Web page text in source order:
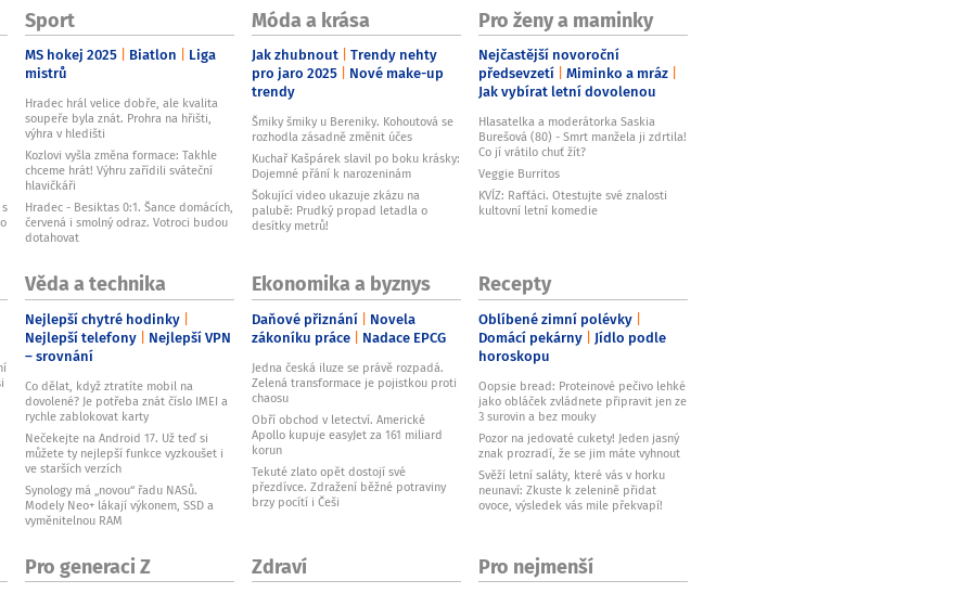
Sport
MS hokej 2025 Biatlon
Liga
mistrů
Hradec hrál velice dobře, ale kvalita
soupeře byla znát. Prohra na hřišti,
výhra v hledišti
Kozlovi vyšla změna formace: Takhle
chceme hrát! Výhru zařídili sváteční
hlavičkáři
Hradec - Besiktas 0:1. Šance domácích,
červená i smolný odraz. Votroci budou
dotahovat
Móda a krása
Jak zhubnout Trendy nehty
pro jaro 2025 Nové make-up
trendy
Šmiky šmiky u Bereniky. Kohoutová se
rozhodla zásadně změnit účes
Kuchař Kašpárek slavil po boku krásky:
Dojemné přání k narozeninám
Šokující video ukazuje zkázu na
palubě: Prudký propad letadla o
desítky metrů!
Pro ženy a maminky
Nejčastější novoroční
předsevzetí Miminko a mráz
Jak vybírat letní dovolenou
Hlasatelka a moderátorka Saskia
Burešová (80) - Smrt manžela ji zdrtila!
Co jí vrátilo chuť žít?
Veggie Burritos
KVÍZ: Rafťáci. Otestujte své znalosti
kultovní letní komedie
Věda a technika
Nejlepší chytré hodinky
Nejlepší telefony Nejlepší VPN
– srovnání
Co dělat, když ztratíte mobil na
dovolené? Je potřeba znát číslo IMEI a
rychle zablokovat karty
Nečekejte na Android 17. Už teď si
můžete ty nejlepší funkce vyzkoušet i
ve starších verzích
Synology má „novou“ řadu NASů.
Modely Neo+ lákají výkonem, SSD a
vyměnitelnou RAM
Ekonomika a byznys
Daňové přiznání Novela
zákoníku práce Nadace EPCG
Jedna česká iluze se právě rozpadá.
Zelená transformace je pojistkou proti
chaosu
Obří obchod v letectví. Americké
Apollo kupuje easyJet za 161 miliard
korun
Tekuté zlato opět dostojí své
přezdívce. Zdražení běžné potraviny
brzy pocítí i Češi
Recepty
Oblíbené zimní polévky
Domácí pekárny Jídlo podle
horoskopu
Oopsie bread: Proteinové pečivo lehké
jako obláček zvládnete připravit jen ze
3 surovin a bez mouky
Pozor na jedovaté cukety! Jeden jasný
znak prozradí, že se jim máte vyhnout
Svěží letní saláty, které vás v horku
neunaví: Zkuste k zelenině přidat
ovoce, výsledek vás mile překvapí!
Pro generaci Z Zdraví Pro nejmenší